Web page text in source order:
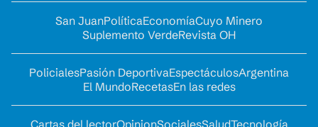
San JuanPolíticaEconomíaCuyo Minero
Suplemento VerdeRevista OH
PolicialesPasión DeportivaEspectáculosArgentina
El MundoRecetasEn las redes